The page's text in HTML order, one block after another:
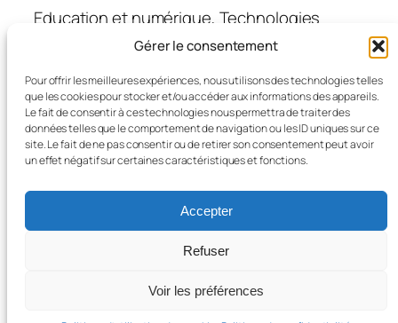
Gérer le consentement
Pour offrir les meilleures expériences, nous utilisons des technologies telles
que les cookies pour stocker et/ou accéder aux informations des appareils.
Le fait de consentir à ces technologies nous permettra de traiter des
données telles que le comportement de navigation ou les ID uniques sur ce
site. Le fait de ne pas consentir ou de retirer son consentement peut avoir
un effet négatif sur certaines caractéristiques et fonctions.
Accepter
Refuser
Voir les préférences
Education et numérique, Technologies
d'Apprentissage, e-learning, serious games,
et formation
Blog
À propos
FAQ
Évènements
Boutique
Compositions
Thèmes
Conçu avec